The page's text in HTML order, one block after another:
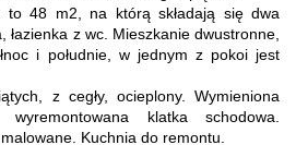
to 48 m2, na którą składają się dwa
łazienka z wc. Mieszkanie dwustronne,
i południe, w jednym z pokoi jest
z cegły, ocieplony. Wymieniona
wyremontowana klatka schodowa.
Kuchnia do remontu.